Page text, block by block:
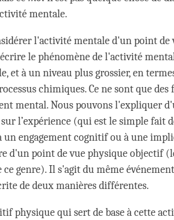
mentale.
l'activité mentale d'un point de
le phénomène de l'activité
et à un niveau plus grossier, en
chimiques. Ce ne sont que
mental. Nous pouvons l'expliquer
l’expérience (qui est le simple fait
engagement cognitif ou à une
d'un point de vue physique objectif
genre). Il s'agit du même
de deux manières différentes.
physique qui sert de base à cette